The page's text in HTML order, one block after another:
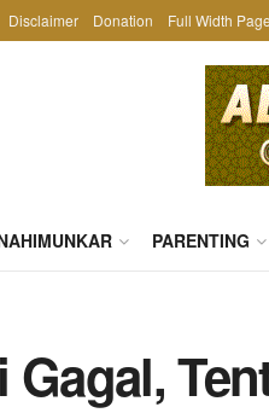
Disclaimer Donation Full Width Page
PARENTING